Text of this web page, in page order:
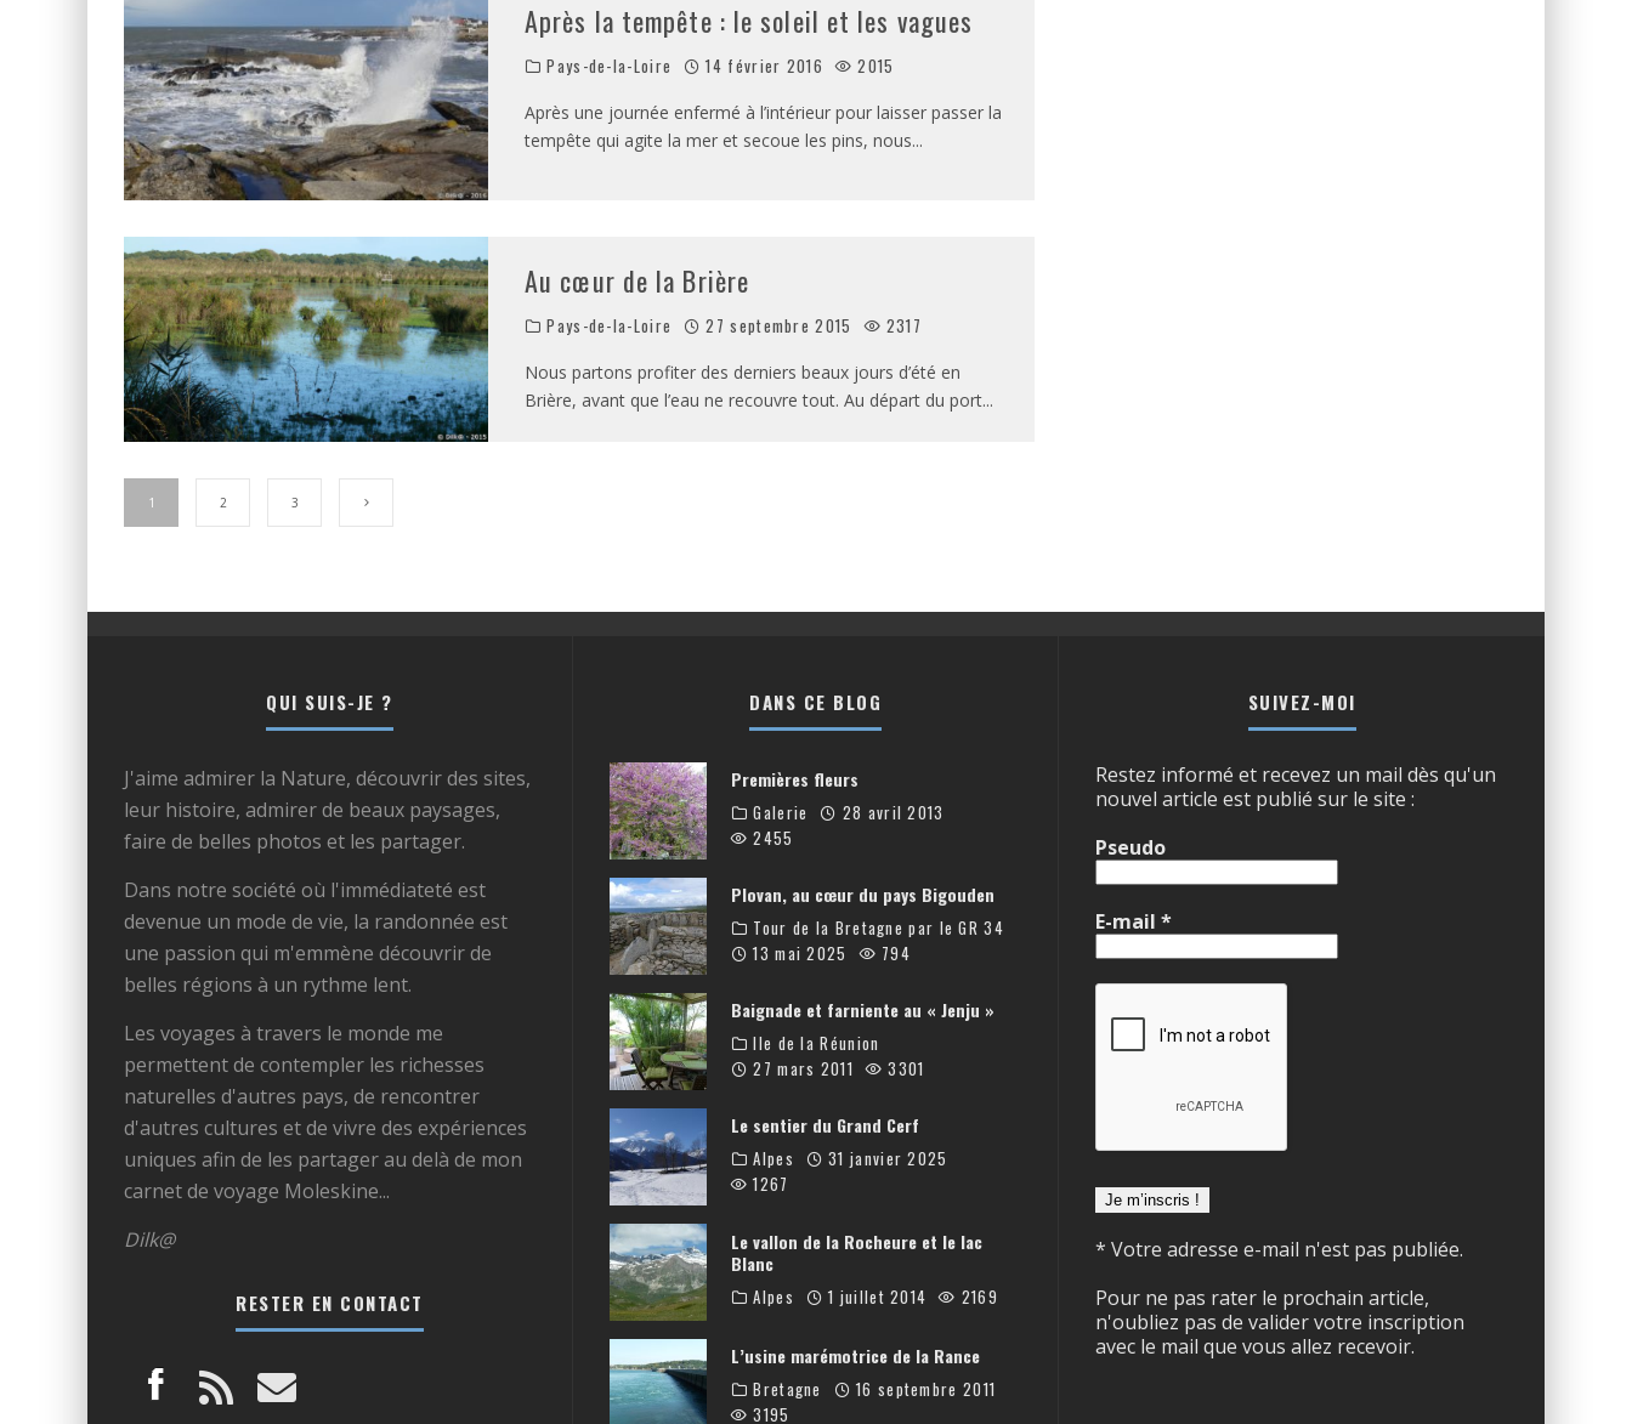
Après la tempête : le soleil et les vagues
Pays-de-la-Loire 14 février 2016 2015
Après une journée enfermé à l’intérieur pour laisser passer la
tempête qui agite la mer et secoue les pins, nous...
Au cœur de la Brière
Pays-de-la-Loire 27 septembre 2015 2317
Nous partons profiter des derniers beaux jours d’été en
Brière, avant que l’eau ne recouvre tout. Au départ du port...
1 2 3
QUI SUIS-JE ?
J'aime admirer la Nature, découvrir des sites,
leur histoire, admirer de beaux paysages,
faire de belles photos et les partager.
Dans notre société où l'immédiateté est
devenue un mode de vie, la randonnée est
une passion qui m'emmène découvrir de
belles régions à un rythme lent.
Les voyages à travers le monde me
permettent de contempler les richesses
naturelles d'autres pays, de rencontrer
d'autres cultures et de vivre des expériences
uniques afin de les partager au delà de mon
carnet de voyage Moleskine...
Dilk@
RESTER EN CONTACT
DANS CE BLOG
Premières fleurs
Galerie
28 avril 2013
2455
Plovan, au cœur du pays Bigouden
Tour de la Bretagne par le GR 34
13 mai 2025
794
Baignade et farniente au « Jenju »
Ile de la Réunion
27 mars 2011
3301
Le sentier du Grand Cerf
Alpes
31 janvier 2025
1267
Le vallon de la Rocheure et le lac
Blanc
Alpes 1 juillet 2014 2169
L’usine marémotrice de la Rance
Bretagne
16 septembre 2011
3195
SUIVEZ-MOI
Restez informé et recevez un mail dès qu'un
nouvel article est publié sur le site :
Pseudo
E-mail *
* Votre adresse e-mail n'est pas publiée.
Pour ne pas rater le prochain article,
n'oubliez pas de valider votre inscription
avec le mail que vous allez recevoir.